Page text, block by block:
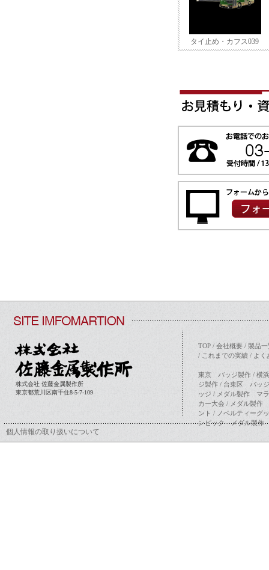
タイ止め・カフス039
株式会社 佐藤金属製作所
東京都荒川区南千住8-5-7-109
TOP / 会社概要 / 製品一
/ これまでの実績 / よく
東京 バッジ製作 / 横
ジ製作 / 台東区 バッ
ッジ / メダル製作 マ
カー大会 / メダル製作
ント / ノベルティーグ
ンピック メダル製作
個人情報の取り扱いについて